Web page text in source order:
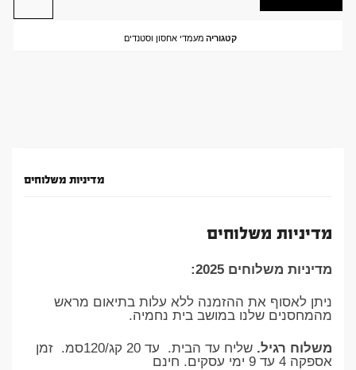
קטגוריה מעמדי אחסון וסטנדים
מדיניות משלוחים
מדיניות משלוחים
מדיניות משלוחים 2025:
ניתן לאסוף את ההזמנה ללא עלות בתיאום מראש
מהמחסנים שלנו במושב בית נחמיה.
משלוח רגיל.
שליח עד הבית. עד 20 קג/120סמ. זמן
אספקה 4 עד 9 ימי עסקים. חינם